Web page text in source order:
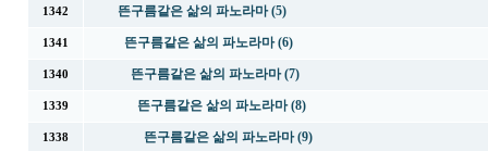
1342 뜬구름같은 삶의 파노라마 (5)
1341 뜬구름같은 삶의 파노라마 (6)
1340 뜬구름같은 삶의 파노라마 (7)
1339 뜬구름같은 삶의 파노라마 (8)
1338 뜬구름같은 삶의 파노라마 (9)